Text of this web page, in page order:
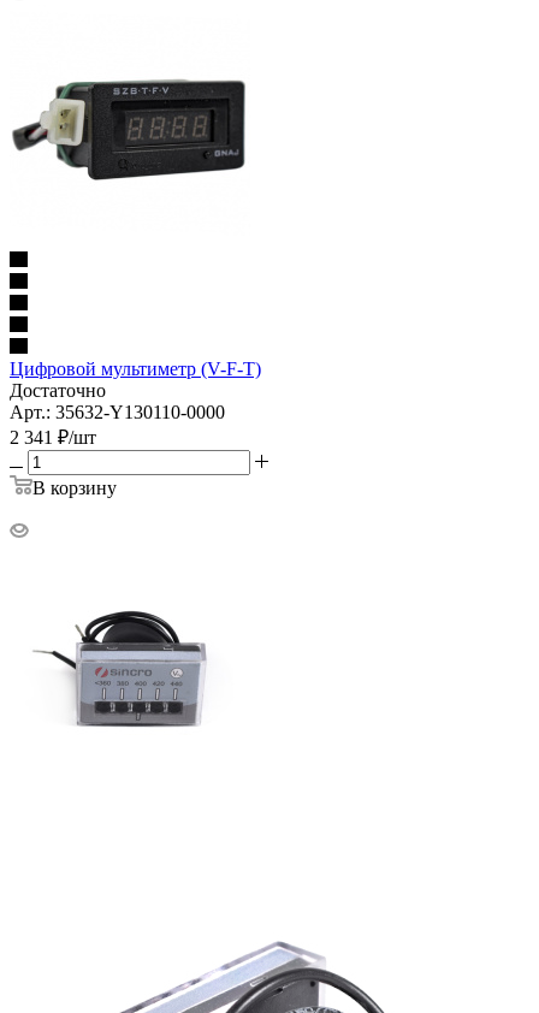
Цифровой мультиметр (V-F-T)
Достаточно
Арт.: 35632-Y130110-0000
2 341 ₽/шт
В корзину